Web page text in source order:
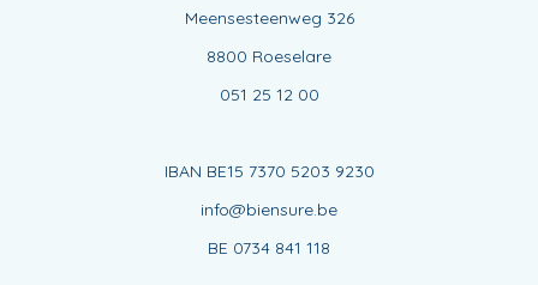
Meensesteenweg 326
8800 Roeselare
051 25 12 00
IBAN BE15 7370 5203 9230
info@biensure.be
BE 0734 841 118